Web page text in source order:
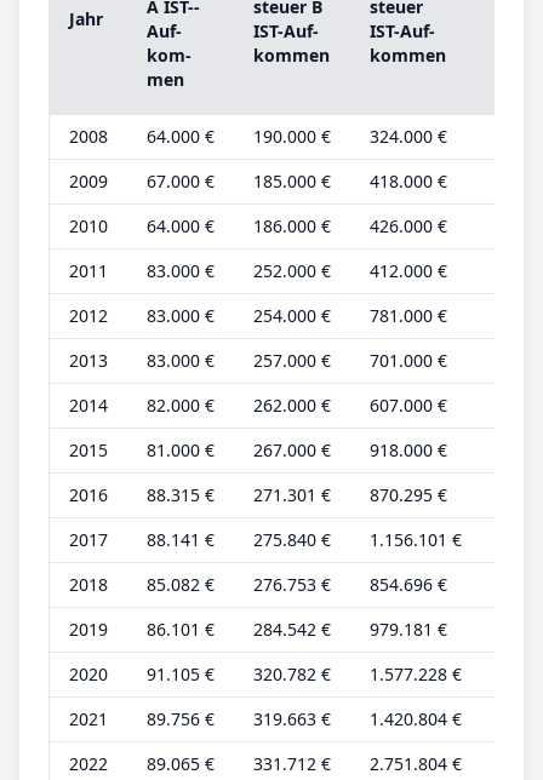
Jahr
A IST-­
Auf­
kom­
men
steu­er B
IST-­Auf­
kom­men
steu­er
IST-­Auf­
kom­men
2008 64.000 € 190.000 € 324.000 €
2009
67.000 € 185.000 € 418.000 €
2010
64.000 € 186.000 € 426.000 €
2011
83.000 € 252.000 € 412.000 €
2012
83.000 € 254.000 € 781.000 €
2013
83.000 € 257.000 € 701.000 €
2014
82.000 € 262.000 € 607.000 €
2015
81.000 € 267.000 € 918.000 €
2016
88.315 € 271.301 € 870.295 €
2017
88.141 € 275.840 € 1.156.101 €
2018
85.082 € 276.753 € 854.696 €
2019
86.101 € 284.542 € 979.181 €
2020
91.105 € 320.782 € 1.577.228 €
2021
89.756 € 319.663 € 1.420.804 €
2022
89.065 € 331.712 € 2.751.804 €